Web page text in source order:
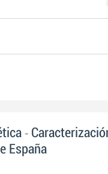
-
España